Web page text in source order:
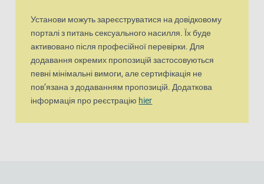
Установи можуть зареєструватися на довідковому
порталі з питань сексуального насилля. Їх буде
активовано після професійної перевірки. Для
додавання окремих пропозицій застосовуються
певні мінімальні вимоги, але сертифікація не
пов’язана з додаванням пропозицій. Додаткова
інформація про реєстрацію hier